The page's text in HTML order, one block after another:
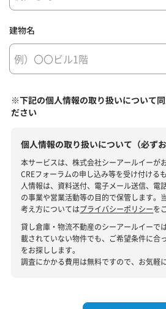
建物名
※下記の個人情報の取り扱いについて
ださい
個人情報の取り扱いについて（必ずお
本サービスは、株式会社シーアールイーが
CREフォーラムの申し込み等を受け付ける
人情報は、資料送付、電子メール送信、電
の事業や営業活動等の目的で保管します。
考え方についてはプライバシーポリシーを
貸し倉庫・物流不動産のシーアールイーで
載されていない物件でも、ご希望条件に合
をお探しします。
調査にかかる費用は無料ですので、お気軽